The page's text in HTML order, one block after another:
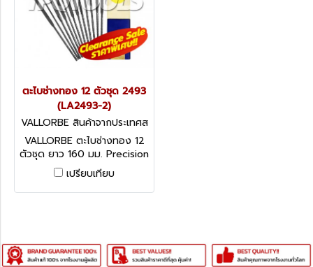
ตะไบช่างทอง 12 ตัวชุด 2493
(LA2493-2)
VALLORBE สินค้าจากประเทศส
วิตเซอร์แลนด์ 2493 (LA2493
-2)
VALLORBE ตะไบช่างทอง 12
ตัวชุด ยาว 160 มม. Precision
Needle Files LA2493-2
สินค้าจากประเทศสวิตเซอร์
แลนด์ SWITZERLAND
เปรียบเทียบ